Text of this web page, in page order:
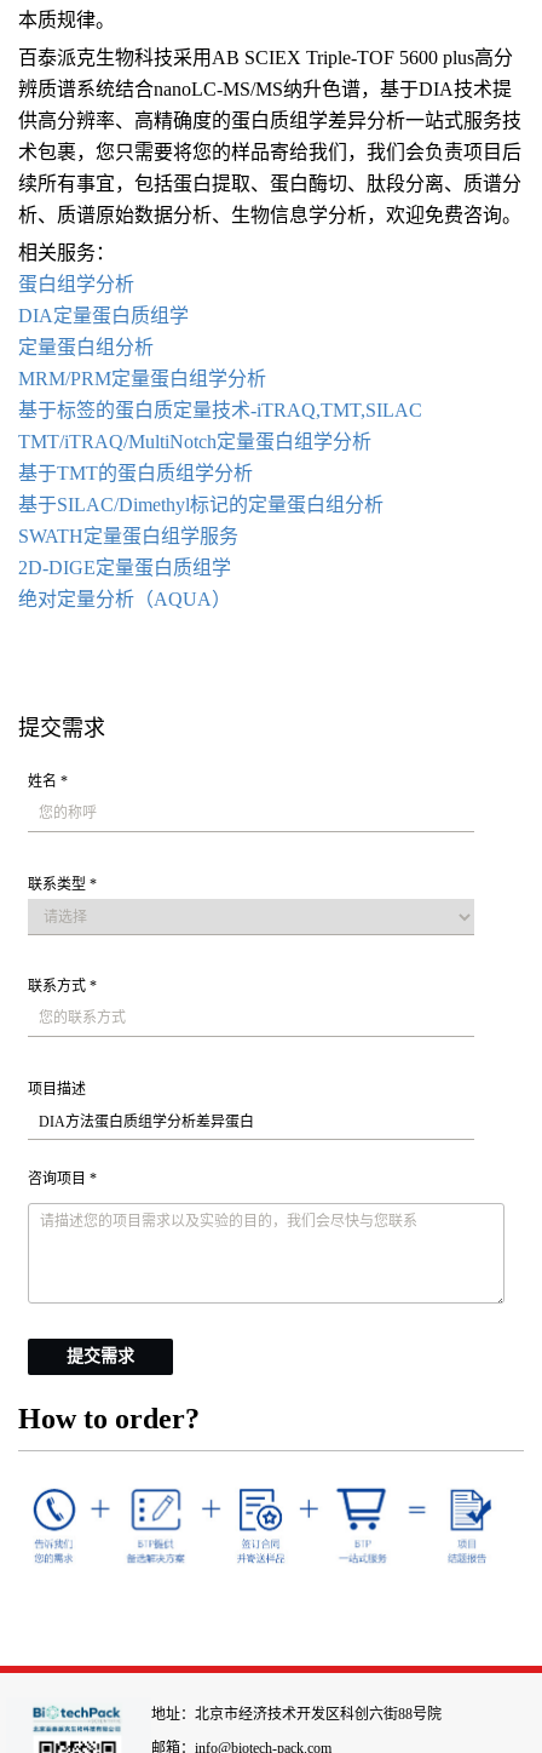
本质规律。
百泰派克生物科技采用AB SCIEX Triple-TOF 5600 plus高分
辨质谱系统结合nanoLC-MS/MS纳升色谱，基于DIA技术提
供高分辨率、高精确度的蛋白质组学差异分析一站式服务技
术包裹，您只需要将您的样品寄给我们，我们会负责项目后
续所有事宜，包括蛋白提取、蛋白酶切、肽段分离、质谱分
析、质谱原始数据分析、生物信息学分析，欢迎免费咨询。
相关服务：
蛋白组学分析
DIA定量蛋白质组学
定量蛋白组分析
MRM/PRM定量蛋白组学分析
基于标签的蛋白质定量技术-iTRAQ,TMT,SILAC
TMT/iTRAQ/MultiNotch定量蛋白组学分析
基于TMT的蛋白质组学分析
基于SILAC/Dimethyl标记的定量蛋白组分析
SWATH定量蛋白组学服务
2D-DIGE定量蛋白质组学
绝对定量分析（AQUA）
提交需求
姓名 *
联系类型 *
联系方式 *
项目描述
咨询项目 *
提交需求
How to order?
地址：北京市经济技术开发区科创六街88号院
邮箱：info@biotech-pack.com